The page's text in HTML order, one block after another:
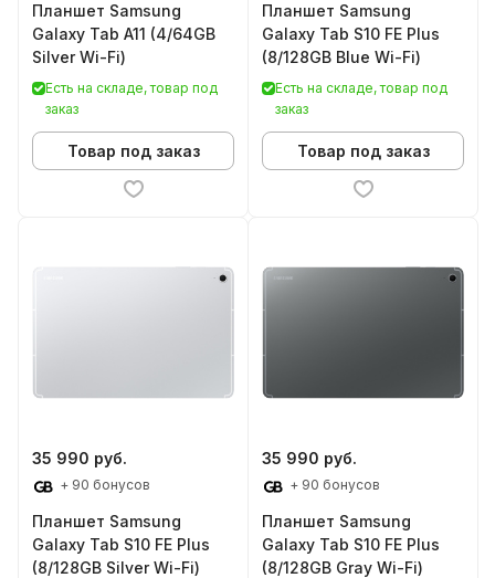
Планшет Samsung
Galaxy Tab A11 (4/64GB
Silver Wi-Fi)
Есть на складе, товар под
заказ
Товар под заказ
Планшет Samsung
Galaxy Tab S10 FE Plus
(8/128GB Blue Wi-Fi)
Есть на складе, товар под
заказ
Товар под заказ
35 990 руб.
+ 90 бонусов
Планшет Samsung
Galaxy Tab S10 FE Plus
(8/128GB Silver Wi-Fi)
35 990 руб.
+ 90 бонусов
Планшет Samsung
Galaxy Tab S10 FE Plus
(8/128GB Gray Wi-Fi)